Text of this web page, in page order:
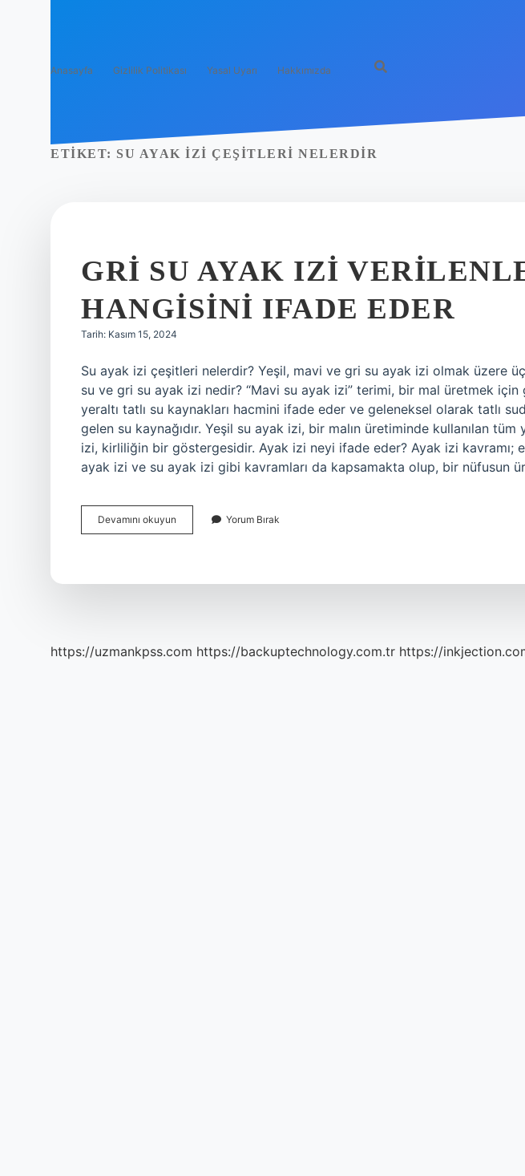
Anasayfa Gizlilik Politikası Yasal Uyarı Hakkımızda
ETIKET: SU AYAK IZI ÇEŞITLERI NELERDIR
GRI SU AYAK IZI
HANGISINI IFADE EDER
Tarih: Kasım 15, 2024
Su ayak izi çeşitleri nelerdir? Yeşil, mavi ve gri su ayak izi olmak üzere
su ve gri su ayak izi nedir? “Mavi su ayak izi” terimi, bir mal üretmek
yeraltı tatlı su kaynakları hacmini ifade eder ve geleneksel olarak tatlı
gelen su kaynağıdır. Yeşil su ayak izi, bir malın üretiminde kullanılan
izi, kirliliğin bir göstergesidir. Ayak izi neyi ifade eder? Ayak izi kavramı;
ayak izi ve su ayak izi gibi kavramları da kapsamakta olup, bir nüfusun
Devamını okuyun
Su
Yorum Bırak
https://uzmankpss.com https://backuptechnology.com.tr https://